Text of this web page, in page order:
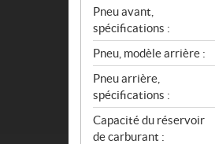
Pneu avant,
spécifications :
Pneu, modèle arrière :
Pneu arrière,
spécifications :
Capacité du réservoir
de carburant :